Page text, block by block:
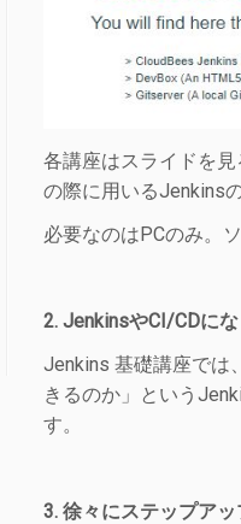
各講座はスライドを
の際に用いるJenkins
必要なのはPCのみ。
2. JenkinsやCI/CDに
Jenkins 基礎講座では
きるのか」という
す。
3. 徐々にステップア